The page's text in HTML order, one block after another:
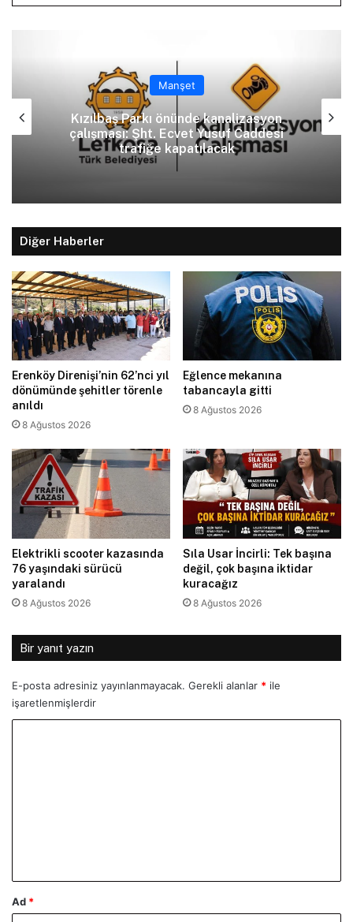
Manşet
Kızılbaş Parkı önünde kanalizasyon
çalışması: Şht. Ecvet Yusuf Caddesi
trafiğe kapatılacak
Diğer Haberler
Erenköy Direnişi’nin 62’nci yıl
dönümünde şehitler törenle
anıldı
8 Ağustos 2026
Eğlence mekanına
tabancayla gitti
8 Ağustos 2026
Elektrikli scooter kazasında
76 yaşındaki sürücü
yaralandı
8 Ağustos 2026
Sıla Usar İncirli: Tek başına
değil, çok başına iktidar
kuracağız
8 Ağustos 2026
Bir yanıt yazın
E-posta adresiniz yayınlanmayacak. Gerekli alanlar * ile
işaretlenmişlerdir
Ad *